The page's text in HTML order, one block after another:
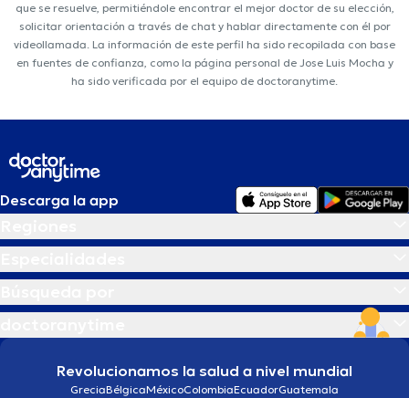
que se resuelve, permitiéndole encontrar el mejor doctor de su elección,
solicitar orientación a través de chat y hablar directamente con él por
videollamada. La información de este perfil ha sido recopilada con base
en fuentes de confianza, como la página personal de Jose Luis Mocha y
ha sido verificada por el equipo de doctoranytime.
Descarga la app
Revolucionamos la salud a nivel mundial
GreciaBélgicaMéxicoColombiaEcuadorGuatemala